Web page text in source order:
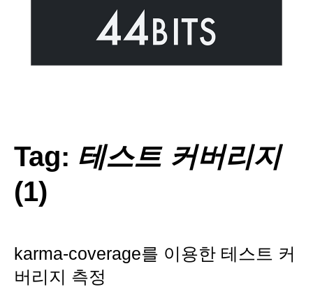
Tag: 테스트 커버리지
(1)
karma-coverage를 이용한 테스트 커
버리지 측정